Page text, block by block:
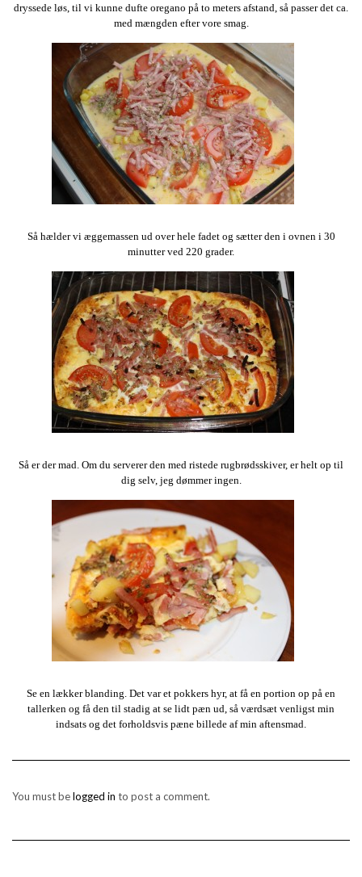
dryssede løs, til vi kunne dufte oregano på to meters afstand, så passer det ca.
med mængden efter vore smag.
Så hælder vi æggemassen ud over hele fadet og sætter den i ovnen i 30
minutter ved 220 grader.
Så er der mad. Om du serverer den med ristede rugbrødsskiver, er helt op til
dig selv, jeg dømmer ingen.
Se en lækker blanding. Det var et pokkers hyr, at få en portion op på en
tallerken og få den til stadig at se lidt pæn ud, så værdsæt venligst min
indsats og det forholdsvis pæne billede af min aftensmad.
You must belogged in to post a comment.